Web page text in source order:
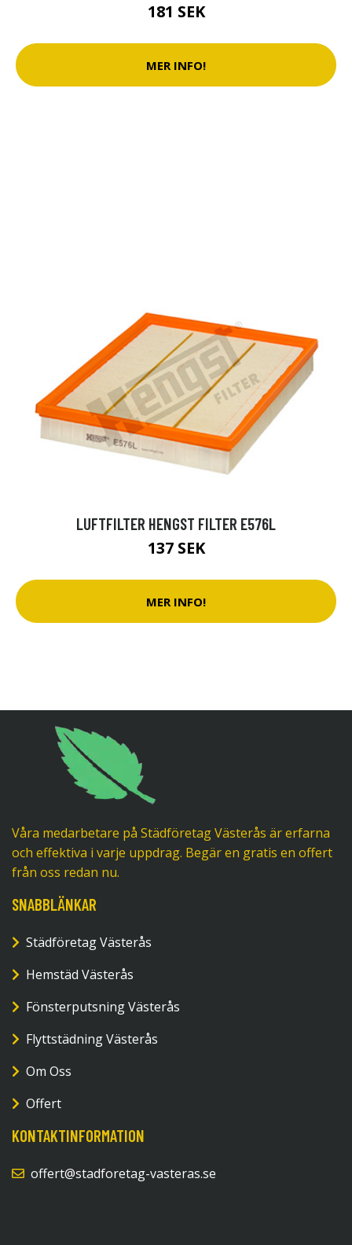
181 SEK
MER INFO!
LUFTFILTER HENGST FILTER E576L
137 SEK
MER INFO!
Våra medarbetare på Städföretag Västerås är erfarna
och effektiva i varje uppdrag. Begär en gratis en offert
från oss redan nu.
SNABBLÄNKAR
Städföretag Västerås
Hemstäd Västerås
Fönsterputsning Västerås
Flyttstädning Västerås
Om Oss
Offert
KONTAKTINFORMATION
offert@stadforetag-vasteras.se